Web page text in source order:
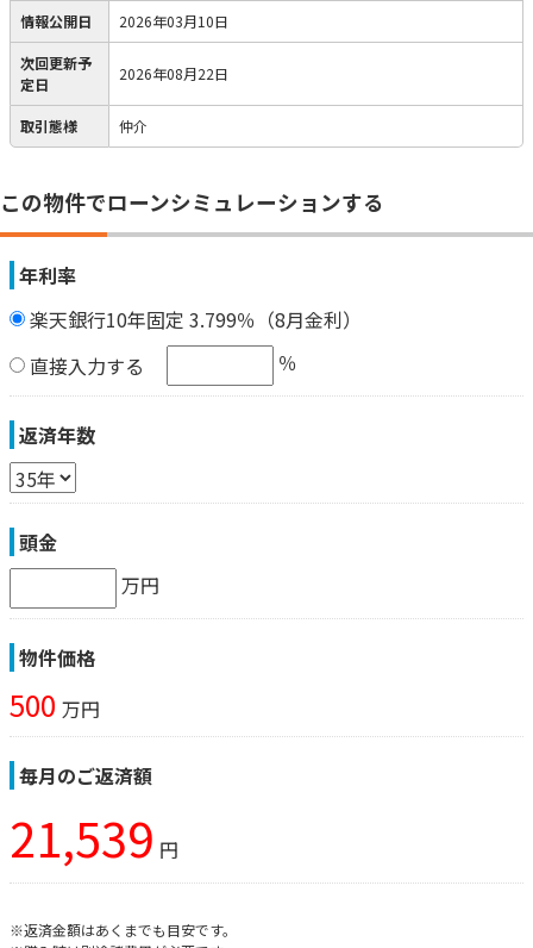
情報公開日 2026年03月10日
次回更新予
定日
2026年08月22日
取引態様 仲介
この物件でローンシミュレーションする
年利率
楽天銀行10年固定 3.799％（8月金利）
直接入力する
％
返済年数
頭金
万円
物件価格
500 万円
毎月のご返済額
21,539 円
※返済金額はあくまでも目安です。